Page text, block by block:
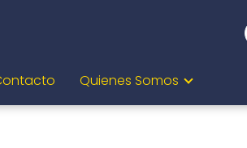
Quienes Somos